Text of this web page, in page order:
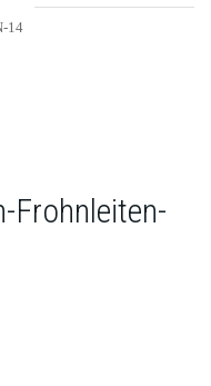
14
Frohnleiten-